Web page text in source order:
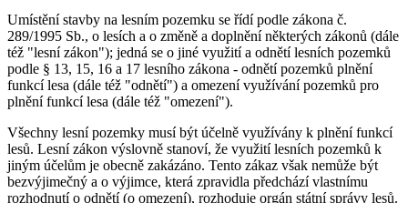
Umístění stavby na lesním pozemku se řídí podle zákona č.
289/1995 Sb., o lesích a o změně a doplnění některých zákonů (dále
též "lesní zákon"); jedná se o jiné využití a odnětí lesních pozemků
podle § 13, 15, 16 a 17 lesního zákona - odnětí pozemků plnění
funkcí lesa (dále též "odnětí") a omezení využívání pozemků pro
plnění funkcí lesa (dále též "omezení").
Všechny lesní pozemky musí být účelně využívány k plnění funkcí
lesů. Lesní zákon výslovně stanoví, že využití lesních pozemků k
jiným účelům je obecně zakázáno. Tento zákaz však nemůže být
bezvýjimečný a o výjimce, která zpravidla předchází vlastnímu
rozhodnutí o odnětí (o omezení), rozhoduje orgán státní správy lesů.